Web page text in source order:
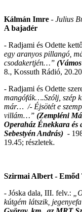
Kálmán Imre - Julius
A bajadér
- Radjami és Odette
egy aranyos pillangó,
csodakertjén…”
8., Kossuth Rádió,
- Radjami és Odette
mangófák….Szólj, szép
már… /- Éjsötét e
villám…” (Zempléni
Operaház Énekkara és
Sebestyén András) -
19.45; részletek.
Szirmai Albert - Emőd
- Jóska dala, III. felv.:
kútgém látszik,